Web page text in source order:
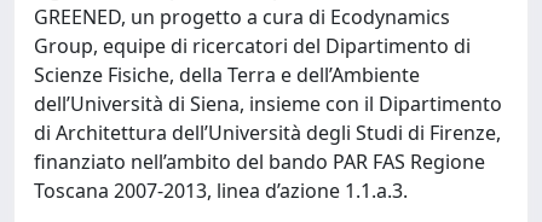
GREENED, un progetto a cura di Ecodynamics
Group, equipe di ricercatori del Dipartimento di
Scienze Fisiche, della Terra e dell’Ambiente
dell’Università di Siena, insieme con il Dipartimento
di Architettura dell’Università degli Studi di Firenze,
finanziato nell’ambito del bando PAR FAS Regione
Toscana 2007-2013, linea d’azione 1.1.a.3.